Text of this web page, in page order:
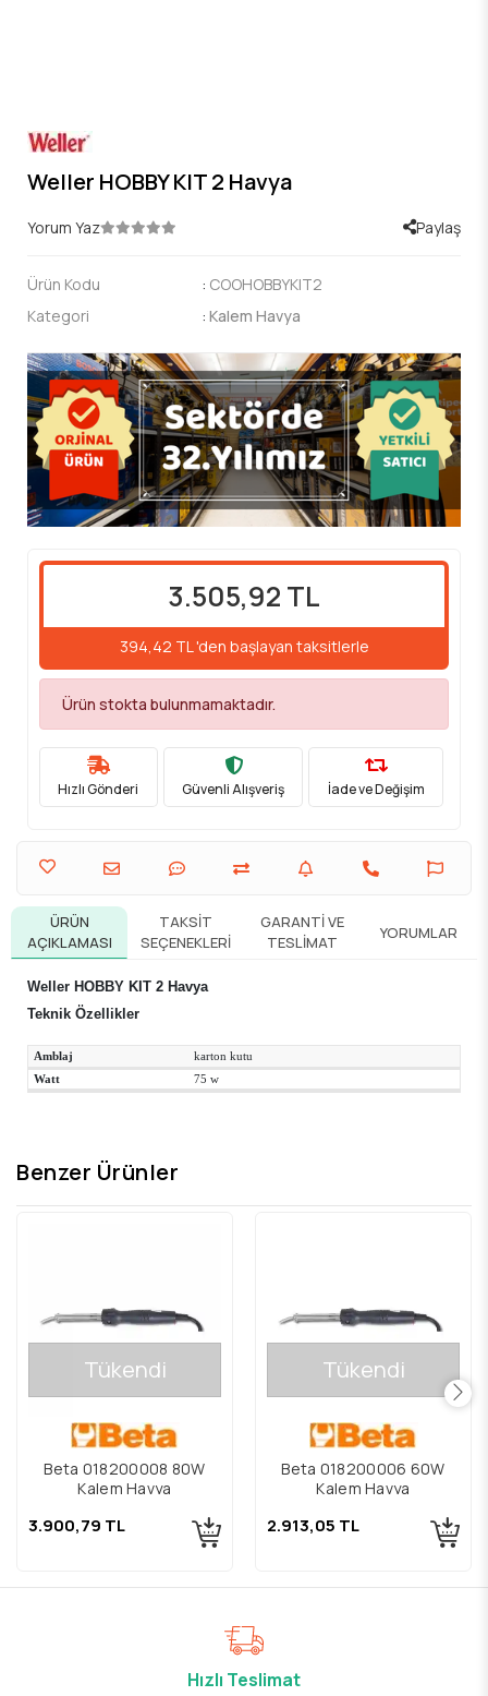
Weller HOBBY KIT 2 Havya
Yorum Yaz Paylaş
Ürün Kodu : COOHOBBYKIT2
Kategori
: Kalem Havya
3.505,92 TL
394,42 TL 'den başlayan taksitlerle
Ürün stokta bulunmamaktadır.
Hızlı Gönderi Güvenli Alışveriş İade ve Değişim
ÜRÜN
AÇIKLAMASI
TAKSIT
SEÇENEKLERI
GARANTI VE
TESLIMAT
YORUMLAR
Weller HOBBY KIT 2 Havya
Teknik Özellikler
Amblaj
karton kutu
Watt
75 w
Benzer Ürünler
Tükendi
Beta 018200008 80W
Kalem Havya
3.900,79 TL
Tükendi
Beta 018200006 60W
Kalem Havya
2.913,05 TL
Hızlı Teslimat